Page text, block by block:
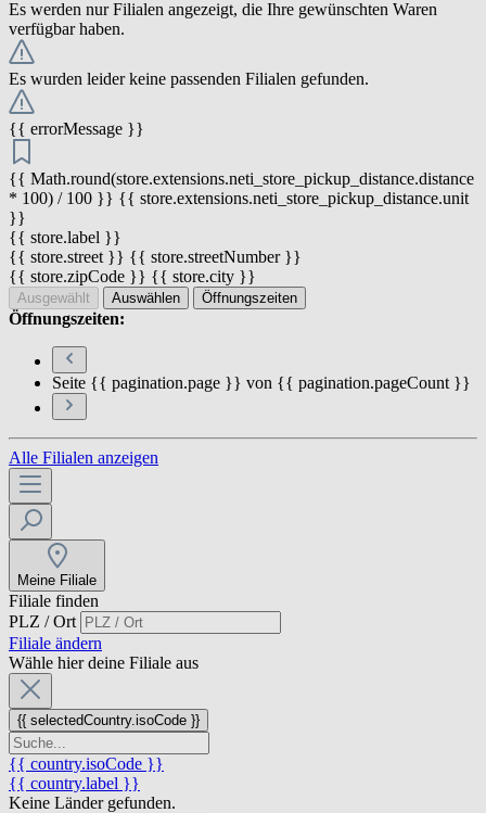
Es werden nur Filialen angezeigt, die Ihre gewünschten Waren
verfügbar haben.
Es wurden leider keine passenden Filialen gefunden.
{{ errorMessage }}
{{ Math.round(store.extensions.neti_store_pickup_distance.distance
* 100) / 100 }} {{ store.extensions.neti_store_pickup_distance.unit
}}
{{ store.label }}
{{ store.street }} {{ store.streetNumber }}
{{ store.zipCode }} {{ store.city }}
Ausgewählt Auswählen Öffnungszeiten
Öffnungszeiten:
Seite {{ pagination.page }} von {{ pagination.pageCount }}
Alle Filialen anzeigen
Meine Filiale
Filiale finden
PLZ / Ort
Filiale ändern
Wähle hier deine Filiale aus
{{ selectedCountry.isoCode }}
{{ country.isoCode }}
{{ country.label }}
Keine Länder gefunden.